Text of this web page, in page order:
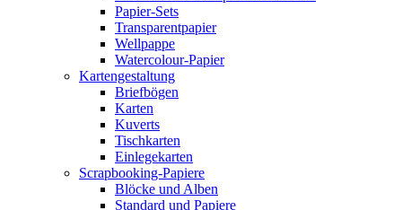
Papier-Sets
Transparentpapier
Wellpappe
Watercolour-Papier
Kartengestaltung
Briefbögen
Karten
Kuverts
Tischkarten
Einlegekarten
Scrapbooking-Papiere
Blöcke und Alben
Standard und Papiere